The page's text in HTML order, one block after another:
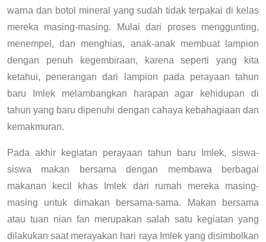
warna dan botol mineral yang sudah tidak terpakai di kelas
mereka masing-masing. Mulai dari proses menggunting,
menempel, dan menghias, anak-anak membuat lampion
dengan penuh kegembiraan, karena seperti yang kita
ketahui, penerangan dari lampion pada perayaan tahun
baru Imlek melambangkan harapan agar kehidupan di
tahun yang baru dipenuhi dengan cahaya kebahagiaan dan
kemakmuran.
Pada akhir kegiatan perayaan tahun baru Imlek, siswa-
siswa makan bersama dengan membawa berbagai
makanan kecil khas Imlek dari rumah mereka masing-
masing untuk dimakan bersama-sama. Makan bersama
atau tuan nian fan merupakan salah satu kegiatan yang
dilakukan saat merayakan hari raya Imlek yang disimbolkan